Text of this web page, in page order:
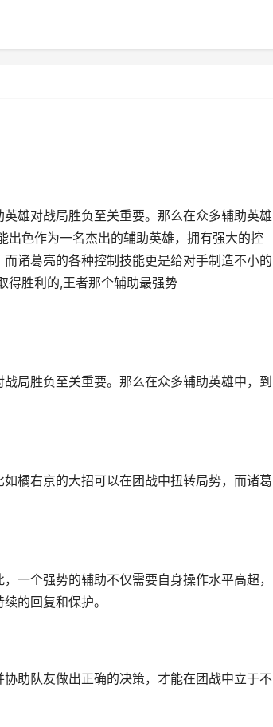
雄对战局胜负至关重要。那么在众多辅助英雄
出色作为一名杰出的辅助英雄，拥有强大的控
诸葛亮的各种控制技能更是给对手制造不小的
得胜利的,王者那个辅助最强势
局胜负至关重要。那么在众多辅助英雄中，到
橘右京的大招可以在团战中扭转局势，而诸葛
一个强势的辅助不仅需要自身操作水平高超，
的回复和保护。
助队友做出正确的决策，才能在团战中立于不